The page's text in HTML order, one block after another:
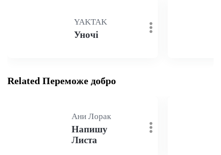
YAKTAK
Уночі
Related Переможе добро
Ани Лорак
Напишу
Листа